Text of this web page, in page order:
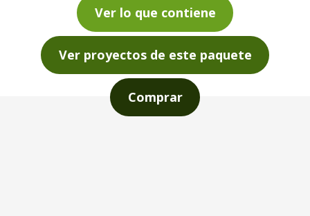
Ver lo que contiene
Ver proyectos de este paquete
Comprar